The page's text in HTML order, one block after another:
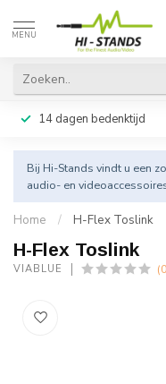
MENU
14 dagen bedenktijd
Bij Hi-Stands vindt u een
audio- en
Home / H-Flex Toslink
H-Flex Toslink
VIABLUE